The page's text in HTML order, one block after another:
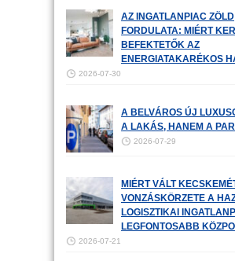
AZ INGATLANPIAC ZÖLD
FORDULATA: MIÉRT
BEFEKTETŐK AZ
ENERGIATAKARÉKOS
2026-07-30
A BELVÁROS ÚJ
A LAKÁS, HANEM A
2026-07-29
MIÉRT VÁLT
VONZÁSKÖRZETE A
LOGISZTIKAI
LEGFONTOSABB
2026-07-21